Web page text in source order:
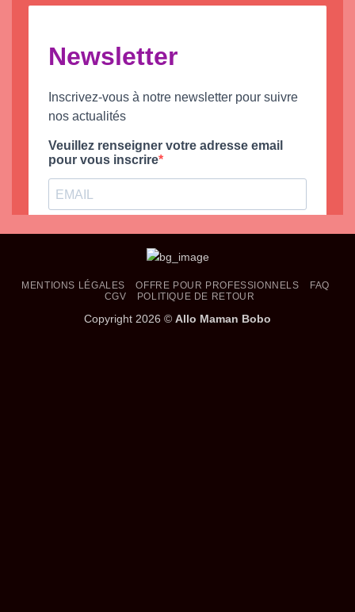
MENTIONS LÉGALES OFFRE POUR PROFESSIONNELS
FAQ
CGV
POLITIQUE DE RETOUR
Copyright 2026 © Allo Maman Bobo